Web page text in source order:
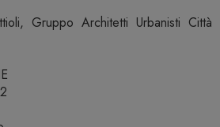
Gruppo Architetti Urbanisti Città